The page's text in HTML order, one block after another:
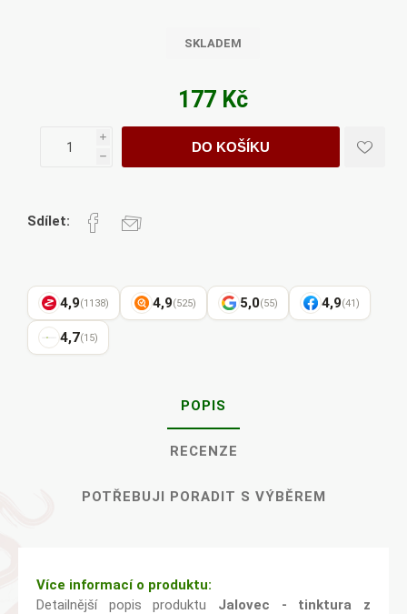
SKLADEM
177 Kč
i
h
DO KOŠÍKU
Sdílet:
4,9(1138) 4,9(525) 5,0(55) 4,9(41)
4,7(15)
POPIS
RECENZE
POTŘEBUJI PORADIT S VÝBĚREM
Více informací o produktu:
Detailnější popis produktu Jalovec - tinktura z